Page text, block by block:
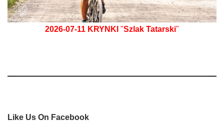
2026-07-11 KRYNKI "Szlak Tatarski"
Like Us On Facebook